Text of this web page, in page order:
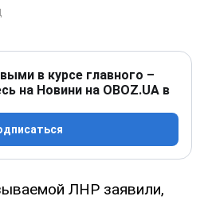
в курсе главного –
на Новини на OBOZ.UA в
ЛНР заявили,